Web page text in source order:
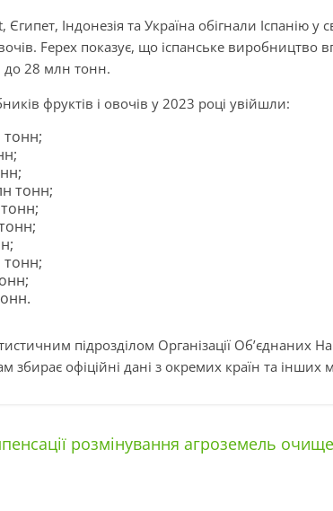
Індонезія та Україна обігнали Іспанію у
Fepex показує, що іспанське виробництво
до 28 млн тонн.
фруктів і овочів у 2023 році увійшли:
тонн;
тонн;
тонн;
підрозділом Організації Об’єднаних
збирає офіційні дані з окремих країн та
розмінування агроземель